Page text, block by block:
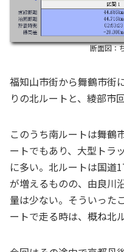
断面図：
福知山市街から舞鶴市街
りの北ルートと、綾部市
このうち南ルートは舞鶴
ートでもあり、大型トラ
に多い。北ルートは国道
が増えるものの、由良川
量は少ない。そういった
ートで走る時は、概ね北